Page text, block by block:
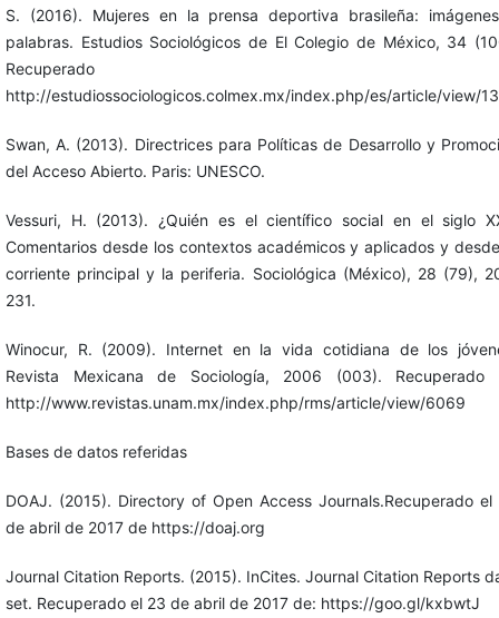
S. (2016). Mujeres en la prensa deportiva brasileña:
palabras. Estudios Sociológicos de El Colegio de México, 34
Recuperado
http://estudiossociologicos.colmex.mx/index.php/es/article/view/
Swan, A. (2013). Directrices para Políticas de Desarrollo y
del Acceso Abierto. Paris: UNESCO.
Vessuri, H. (2013). ¿Quién es el científico social en el siglo
Comentarios desde los contextos académicos y aplicados y
corriente principal y la periferia. Sociológica (México), 28 (79),
231.
Winocur, R. (2009). Internet en la vida cotidiana de los
Revista Mexicana de Sociología, 2006 (003). Recuperado
http://www.revistas.unam.mx/index.php/rms/article/view/6069
Bases de datos referidas
DOAJ. (2015). Directory of Open Access Journals.Recuperado el
de abril de 2017 de https://doaj.org
Journal Citation Reports. (2015). InCites. Journal Citation Reports
set. Recuperado el 23 de abril de 2017 de: https://goo.gl/kxbwtJ